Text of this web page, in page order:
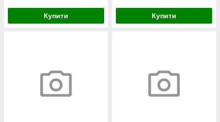
Купити Купити